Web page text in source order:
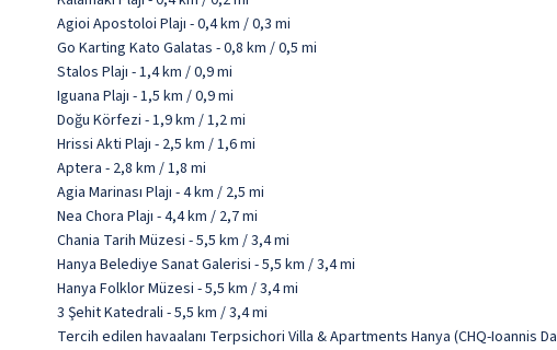
Agioi Apostoloi Plajı - 0,4 km / 0,3 mi
Go Karting Kato Galatas - 0,8 km / 0,5 mi
Stalos Plajı - 1,4 km / 0,9 mi
Iguana Plajı - 1,5 km / 0,9 mi
Doğu Körfezi - 1,9 km / 1,2 mi
Hrissi Akti Plajı - 2,5 km / 1,6 mi
Aptera - 2,8 km / 1,8 mi
Agia Marinası Plajı - 4 km / 2,5 mi
Nea Chora Plajı - 4,4 km / 2,7 mi
Chania Tarih Müzesi - 5,5 km / 3,4 mi
Hanya Belediye Sanat Galerisi - 5,5 km / 3,4 mi
Hanya Folklor Müzesi - 5,5 km / 3,4 mi
3 Şehit Katedrali - 5,5 km / 3,4 mi
Tercih edilen havaalanı Terpsichori Villa & Apartments Hanya (CHQ-Ioannis